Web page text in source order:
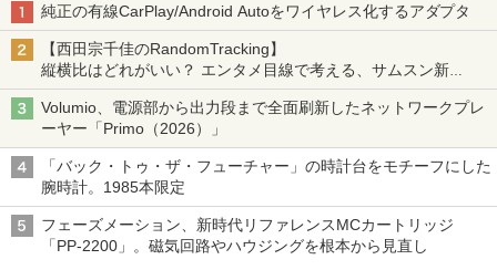
純正の有線CarPlay/Android Autoをワイヤレス化するアダプタ
【西田宗千佳のRandomTracking】
縦横比はどれがいい？ エンタメ目線で考える、サムスン新
「Galaxy Z Fold」
Volumio、電源部から出力段まで全面刷新したネットワークプレ
ーヤー「Primo（2026）」
「バック・トゥ・ザ・フューチャー」の時計台をモチーフにした
腕時計。1985本限定
フェーズメーション、新時代リファレンスMCカートリッジ
「PP-2200」。磁気回路やハウジングを根本から見直し